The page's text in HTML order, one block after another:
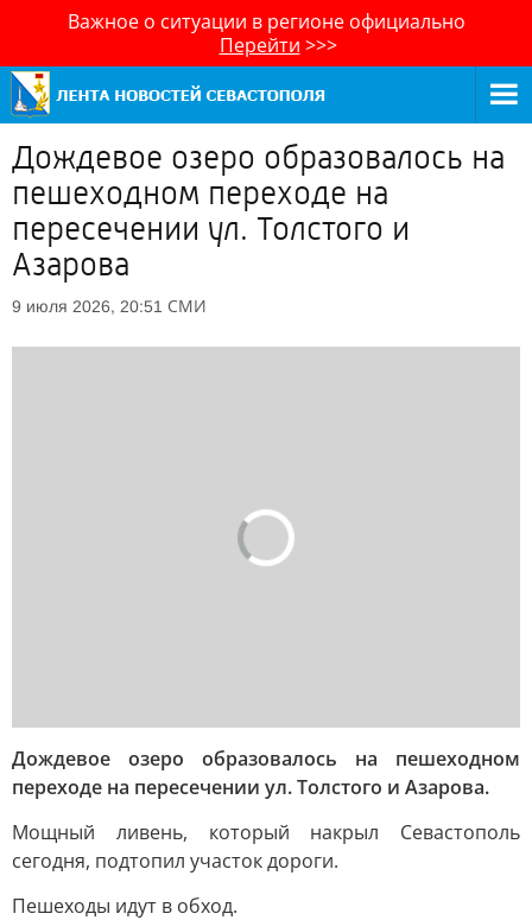
Важное о ситуации в регионе официально
Перейти >>>
Дождевое озеро образовалось на
пешеходном переходе на
пересечении ул. Толстого и
Азарова
9 июля 2026, 20:51 СМИ
Дождевое озеро образовалось на пешеходном
переходе на пересечении ул. Толстого и Азарова.
Мощный ливень, который накрыл Севастополь
сегодня, подтопил участок дороги.
Пешеходы идут в обход.